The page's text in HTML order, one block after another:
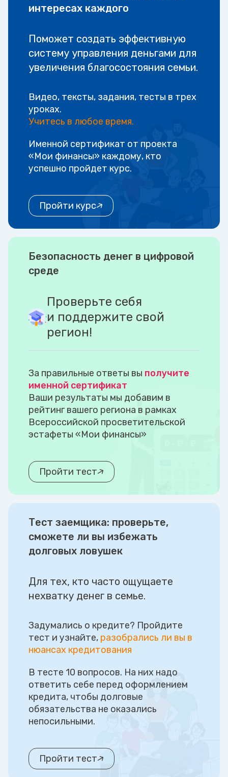
интересах каждого
Поможет создать эффективную
систему управления деньгами для
увеличения благосостояния семьи.
Видео, тексты, задания, тесты в трех
уроках.
Учитесь в любое время.
Именной сертификат от проекта
«Мои финансы» каждому, кто
успешно пройдет курс.
Пройти курс
Безопасность денег в цифровой
среде
Проверьте себя
и поддержите свой
регион!
За правильные ответы вы получите
именной сертификат
Ваши результаты мы добавим в
рейтинг вашего региона в рамках
Всероссийской просветительской
эстафеты «Мои финансы»
Пройти тест
Тест заемщика: проверьте,
сможете ли вы избежать
долговых ловушек
Для тех, кто часто ощущаете
нехватку денег в семье.
Задумались о кредите? Пройдите
тест и узнайте, разобрались ли вы в
нюансах кредитования
В тесте 10 вопросов. На них надо
ответить себе перед оформлением
кредита, чтобы долговые
обязательства не оказались
непосильными.
Пройти тест